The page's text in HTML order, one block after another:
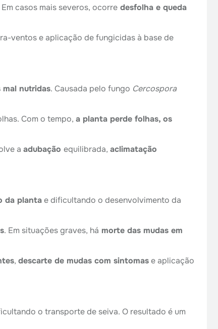
casos mais severos, ocorre desfolha e queda
ventos e aplicação de fungicidas à base de
mal nutridas. Causada pelo fungo Cercospora
Com o tempo, a planta perde folhas, os
a adubação equilibrada, aclimatação
da plantae dificultando o desenvolvimento da
. Em situações graves, há morte das mudas em
, descarte de mudas com sintomase aplicação
o transporte de seiva. O resultado é um